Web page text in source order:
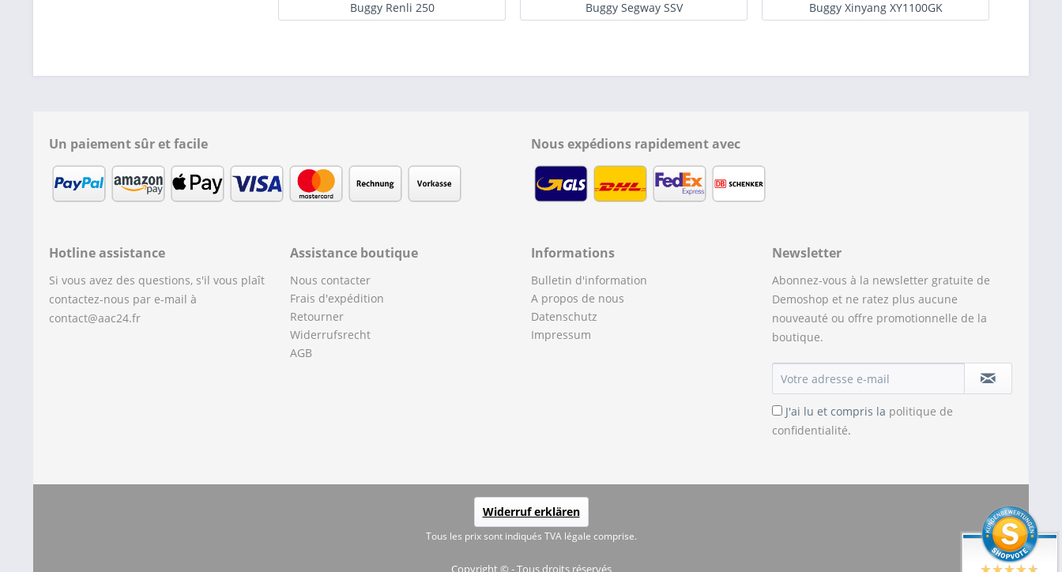
Buggy Renli 250 Buggy Segway SSV Buggy Xinyang XY1100GK
Un paiement sûr et facile Nous expédions rapidement avec
Hotline assistance
Si vous avez des questions, s'il vous plaît
contactez-nous par e-mail à
contact@aac24.fr
Assistance boutique
Nous contacter
Frais d'expédition
Retourner
Widerrufsrecht
AGB
Informations
Bulletin d'information
A propos de nous
Datenschutz
Impressum
Newsletter
Abonnez-vous à la newsletter gratuite de
Demoshop et ne ratez plus aucune
nouveauté ou offre promotionnelle de la
boutique.
J'ai lu et compris la politique de
confidentialité.
Widerruf erklären
Tous les prix sont indiqués TVA légale comprise.
Copyright © - Tous droits réservés